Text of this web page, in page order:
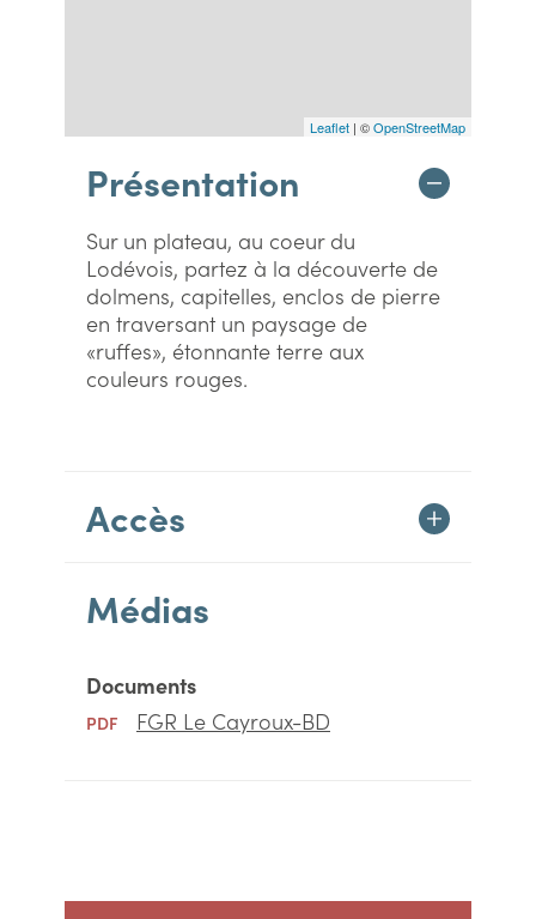
Leaflet | ©OpenStreetMap
Présentation
Sur un plateau, au coeur du
Lodévois, partez à la découverte de
dolmens, capitelles, enclos de pierre
en traversant un paysage de
«ruffes», étonnante terre aux
couleurs rouges.
Accès
Médias
Documents
PDF FGR Le Cayroux-BD